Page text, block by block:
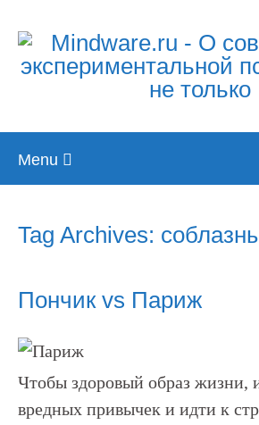
Menu
Tag Archives:
Пончик vs Париж
Чтобы здоровый образ жизни,
вредных привычек и идти к